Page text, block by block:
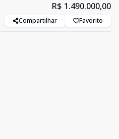
R$ 1.490.000,00
Compartilhar Favorito